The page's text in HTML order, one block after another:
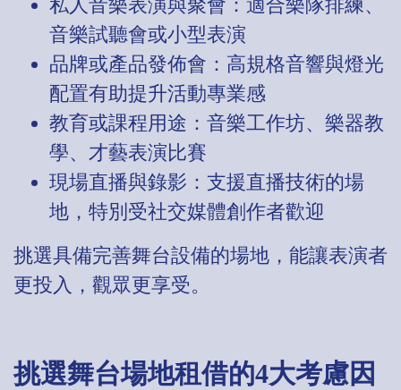
私人音樂表演與聚會：適合樂隊排練、
音樂試聽會或小型表演
品牌或產品發佈會：高規格音響與燈光
配置有助提升活動專業感
教育或課程用途：音樂工作坊、樂器教
學、才藝表演比賽
現場直播與錄影：支援直播技術的場
地，特別受社交媒體創作者歡迎
挑選具備完善舞台設備的場地，能讓表演者
更投入，觀眾更享受。
挑選舞台場地租借的4大考慮因